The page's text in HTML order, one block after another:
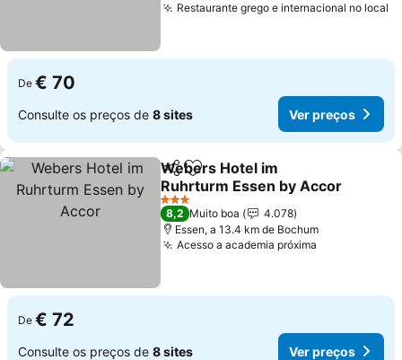
Restaurante grego e internacional no local
De € 70
Consulte os preços de 8 sites Ver preços
PartilharAdicionar aos favoritos
Webers Hotel im
Ruhrturm Essen by Accor
3 Estrelas
8,2 Muito boa
4.078
Essen, a 13.4 km de Bochum
Acesso a academia próxima
De € 72
Consulte os preços de 8 sites Ver preços